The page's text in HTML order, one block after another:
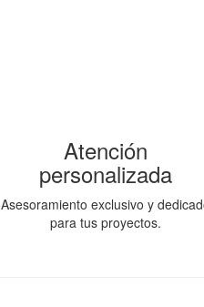
Atención
personalizada
Asesoramiento exclusivo y
para tus proyectos.